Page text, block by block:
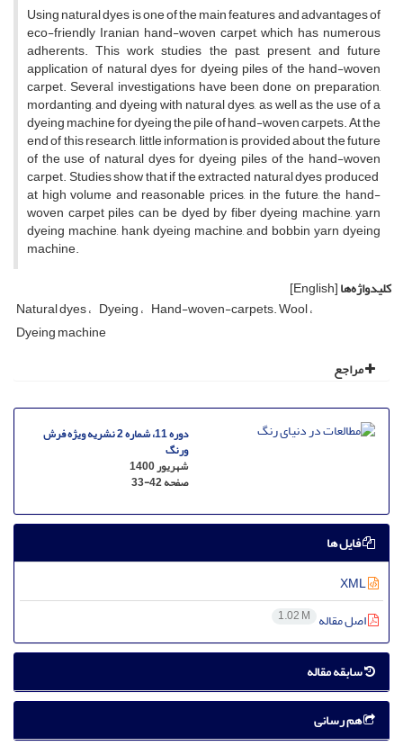
Using natural dyes is one of the main features and advantages of
eco-friendly Iranian hand-woven carpet, which has numerous
adherents. This work studies the past, present, and future
application of natural dyes for dyeing piles of the hand-woven
carpet. Several investigations have been done on preparation,
mordanting, and dyeing with natural dyes, as well as the use of a
dyeing machine for dyeing the pile of hand-woven carpets. At the
end of this research, little information is provided about the future
of the use of natural dyes for dyeing piles of the hand-woven
carpet. Studies show that if the extracted natural dyes produced
at high volume and reasonable prices, in the future, the hand-
woven carpet piles can be dyed by fiber dyeing machine, yarn
dyeing machine, hank dyeing machine, and bobbin yarn dyeing
machine.
کلیدواژه‌ها[English]
Natural dyes Dyeing Hand-woven-carpets. Wool
Dyeing machine
مراجع
دوره 11، شماره 2 نشریه ویژه فرش
ورنگ
شهریور 1400
صفحه33-42
فایل ها
اصل مقاله 1.02 M
سابقه مقاله
هم رسانی